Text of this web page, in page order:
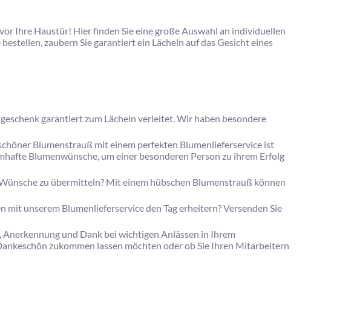
Ihre Haustür! Hier finden Sie eine große Auswahl an individuellen
zaubern Sie garantiert ein Lächeln auf das Gesicht eines
garantiert zum Lächeln verleitet. Wir haben besondere
Blumenstrauß mit einem perfekten Blumenlieferservice ist
Blumenwünsche, um einer besonderen Person zu ihrem Erfolg
zu übermitteln? Mit einem hübschen Blumenstrauß können
unserem Blumenlieferservice den Tag erheitern? Versenden Sie
und Dank bei wichtigen Anlässen in Ihrem
zukommen lassen möchten oder ob Sie Ihren Mitarbeitern